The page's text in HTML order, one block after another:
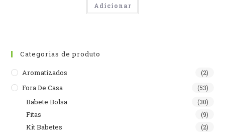
Adicionar
Categorias de produto
Aromatizados (2)
Fora De Casa (53)
Babete Bolsa (30)
Fitas (9)
Kit Babetes (2)